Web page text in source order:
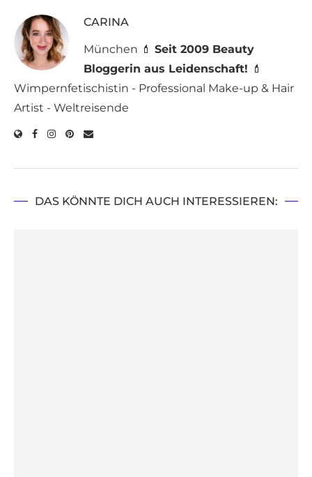
CARINA
München 💄 Seit 2009 Beauty
Bloggerin aus Leidenschaft! 💄
Wimpernfetischistin - Professional Make-up & Hair
Artist - Weltreisende
DAS KÖNNTE DICH AUCH INTERESSIEREN: